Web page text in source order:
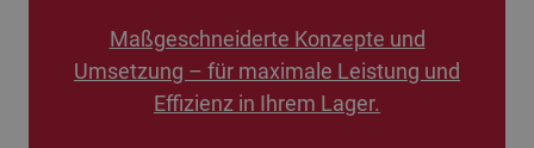
Maßgeschneiderte Konzepte und
Umsetzung – für maximale Leistung und
Effizienz in Ihrem Lager.